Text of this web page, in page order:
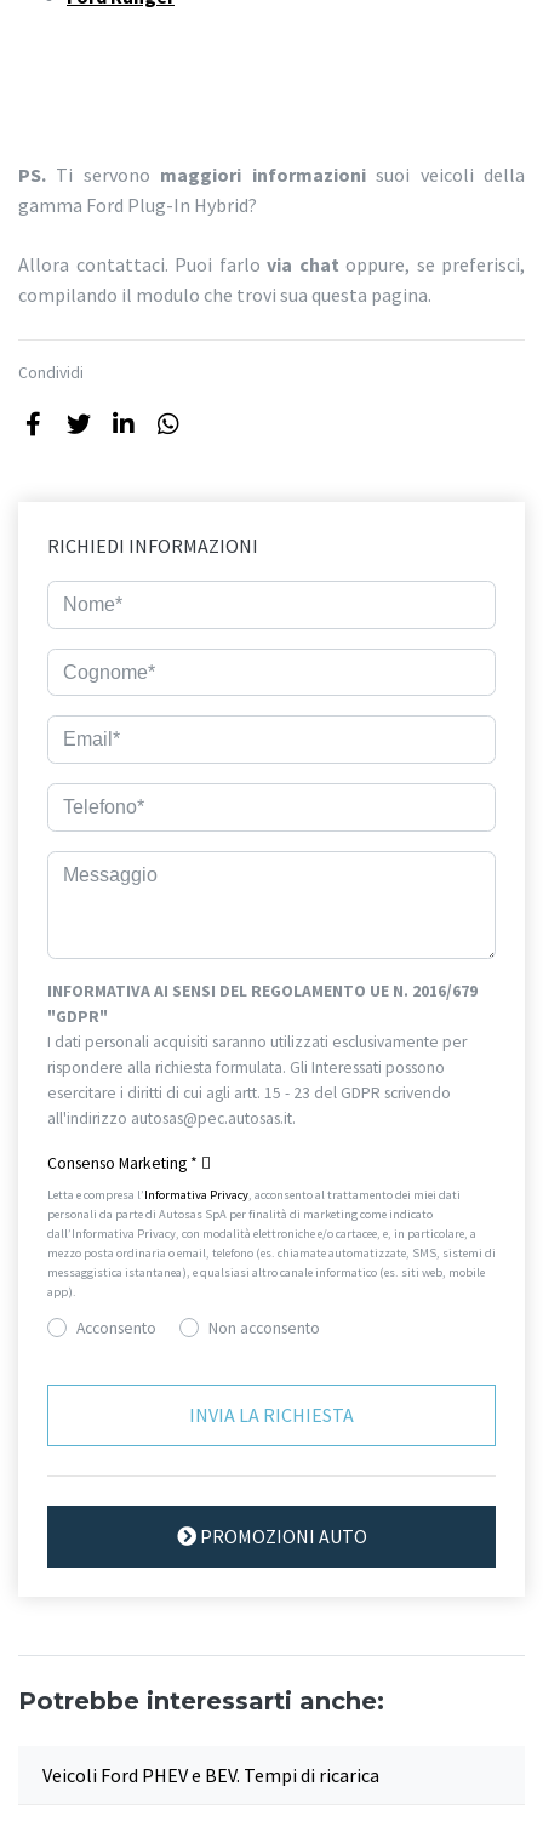
PS. Ti servono maggiori informazionisuoi veicoli della
gamma Ford Plug-In Hybrid?
Allora contattaci. Puoi farlo via chat oppure, se preferisci,
compilando il modulo che trovi sua questa pagina.
Condividi
RICHIEDI INFORMAZIONI
INFORMATIVA AI SENSI DEL REGOLAMENTO UE N. 2016/679
"GDPR"
I dati personali acquisiti saranno utilizzati esclusivamente per
rispondere alla richiesta formulata. Gli Interessati possono
esercitare i diritti di cui agli artt. 15 - 23 del GDPR scrivendo
all'indirizzo autosas@pec.autosas.it.
Consenso Marketing *
Letta e compresa l’Informativa Privacy, acconsento al trattamento dei miei dati
personali da parte di Autosas SpA per finalità di marketing come indicato
dall’Informativa Privacy, con modalità elettroniche e/o cartacee, e, in particolare, a
mezzo posta ordinaria o email, telefono (es. chiamate automatizzate, SMS, sistemi di
messaggistica istantanea), e qualsiasi altro canale informatico (es. siti web, mobile
app).
Acconsento Non acconsento
PROMOZIONI AUTO
Potrebbe interessarti anche:
Veicoli Ford PHEV e BEV. Tempi di ricarica